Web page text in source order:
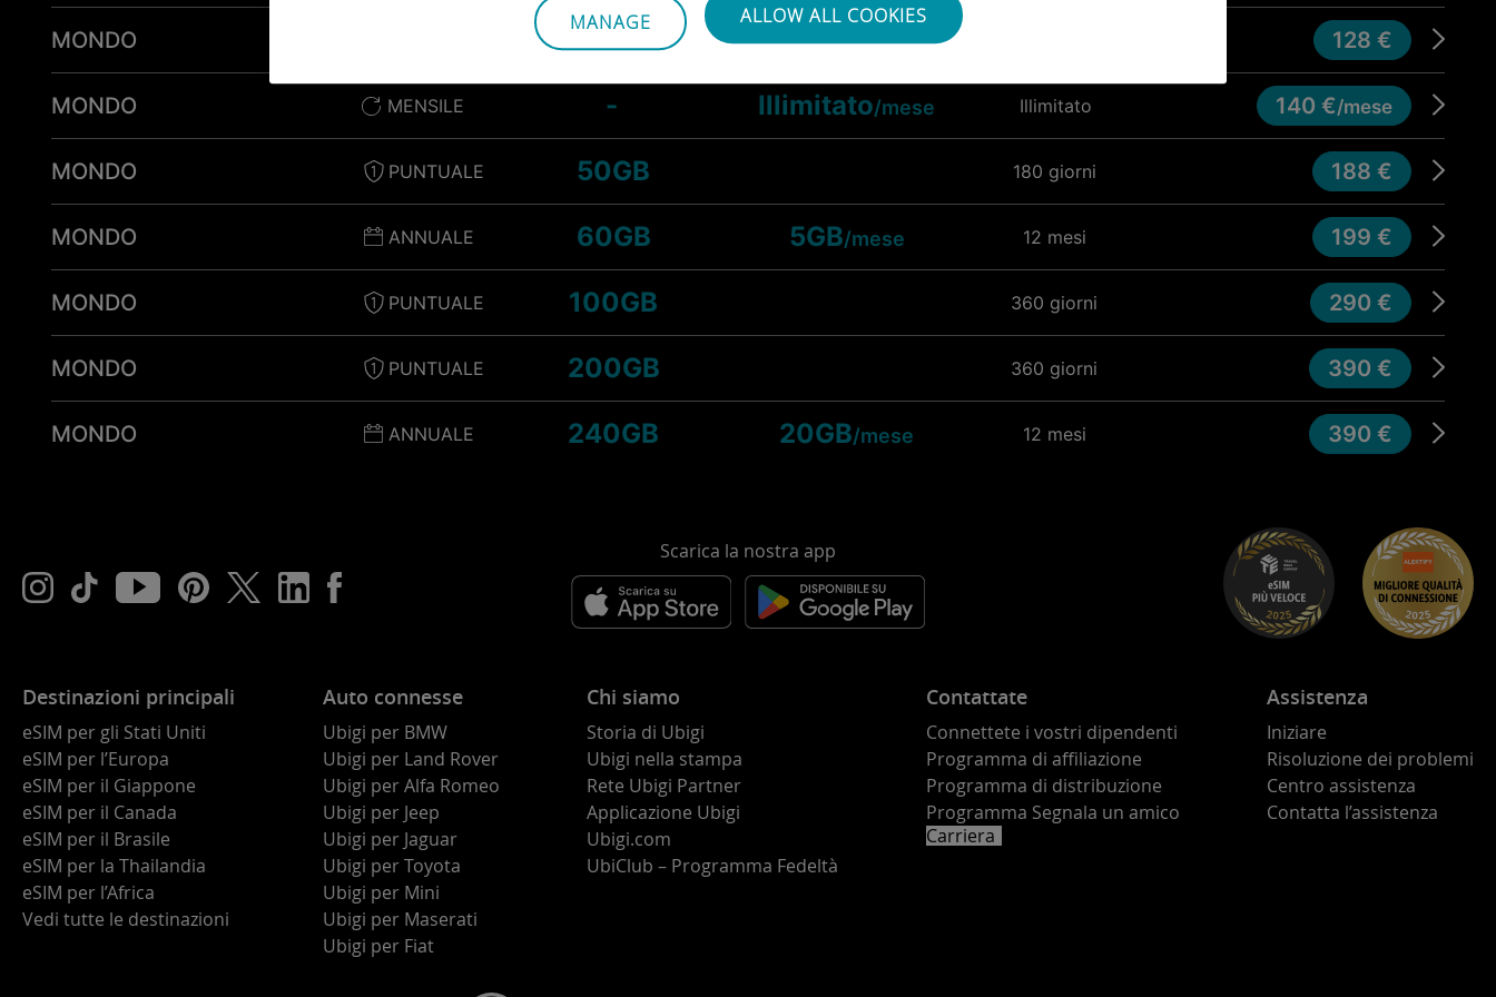
MANAGE ALLOW ALL COOKIES
MONDO 25GB 128 €
MONDO MENSILE - Illimitato/mese Illimitato 140 €/mese
MONDO PUNTUALE 50GB 180 giorni 188 €
MONDO ANNUALE 60GB 5GB/mese 12 mesi 199 €
MONDO PUNTUALE 100GB 360 giorni 290 €
MONDO PUNTUALE 200GB 360 giorni 390 €
MONDO ANNUALE 240GB 20GB/mese 12 mesi 390 €
Scarica la nostra app
Destinazioni principali
eSIM per gli Stati Uniti
eSIM per l’Europa
eSIM per il Giappone
eSIM per il Canada
eSIM per il Brasile
eSIM per la Thailandia
eSIM per l’Africa
Vedi tutte le destinazioni
Auto connesse
Ubigi per BMW
Ubigi per Land Rover
Ubigi per Alfa Romeo
Ubigi per Jeep
Ubigi per Jaguar
Ubigi per Toyota
Ubigi per Mini
Ubigi per Maserati
Ubigi per Fiat
Chi siamo
Storia di Ubigi
Ubigi nella stampa
Rete Ubigi Partner
Applicazione Ubigi
Ubigi.com
UbiClub – Programma Fedeltà
Contattate
Connettete i vostri dipendenti
Programma di affiliazione
Programma di distribuzione
Programma Segnala un amico
Carriera
Assistenza
Iniziare
Risoluzione dei problemi
Centro assistenza
Contatta l’assistenza